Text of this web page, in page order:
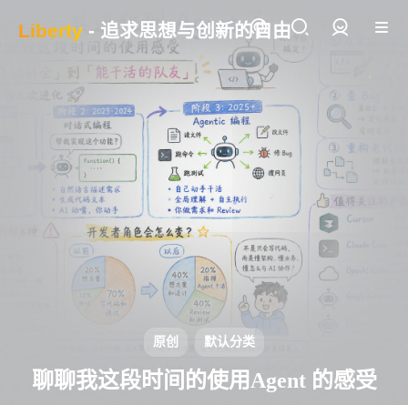
Liberty - 追求思想与创新的自由
登录
原创 默认分类
聊聊我这段时间的使用Agent 的感受